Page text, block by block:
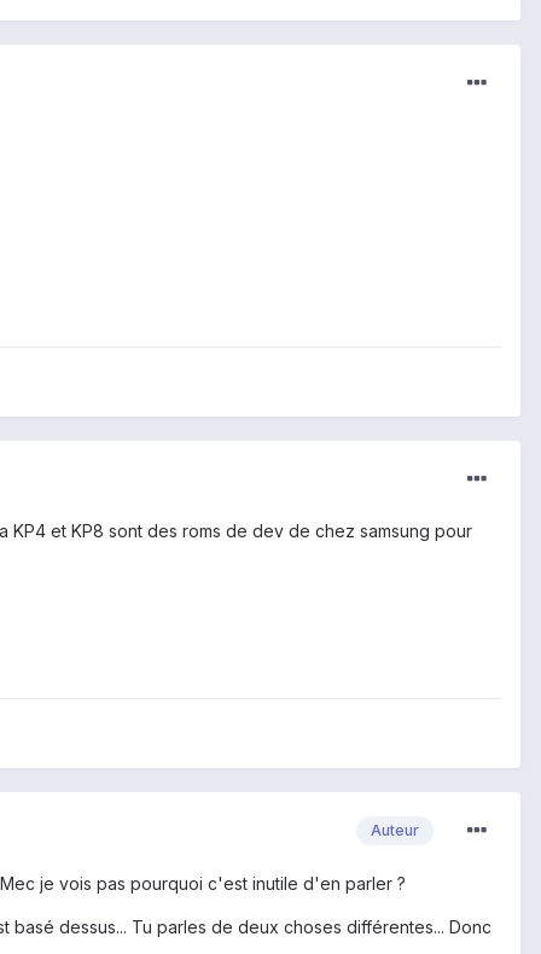
et KP8 sont des roms de dev de chez samsung pour
Auteur
je vois pas pourquoi c'est inutile d'en parler ?
dessus... Tu parles de deux choses différentes... Donc